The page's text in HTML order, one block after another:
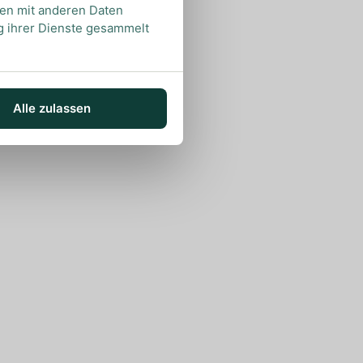
mit anderen Daten
ihrer Dienste gesammelt
Alle zulassen